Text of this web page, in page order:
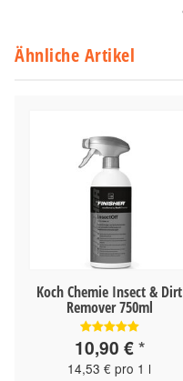
Ähnliche Artikel
Koch Chemie Insect & Dirt
Remover 750ml
10,90 €*
14,53 € pro 1 l